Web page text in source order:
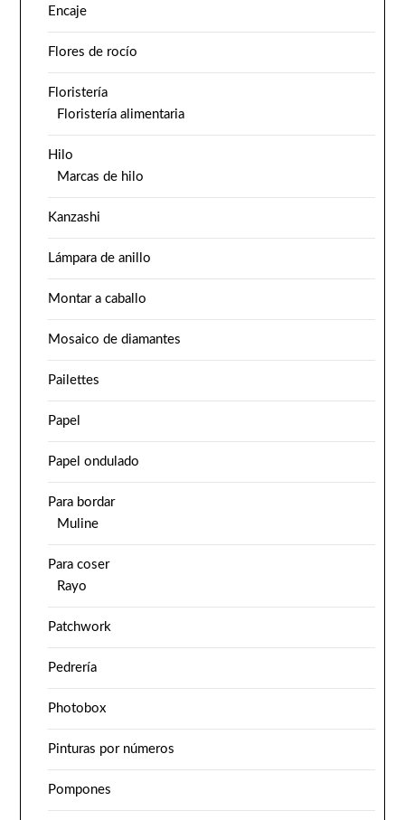
Encaje
Flores de rocío
Floristería
Floristería alimentaria
Hilo
Marcas de hilo
Kanzashi
Lámpara de anillo
Montar a caballo
Mosaico de diamantes
Pailettes
Papel
Papel ondulado
Para bordar
Muline
Para coser
Rayo
Patchwork
Pedrería
Photobox
Pinturas por números
Pompones